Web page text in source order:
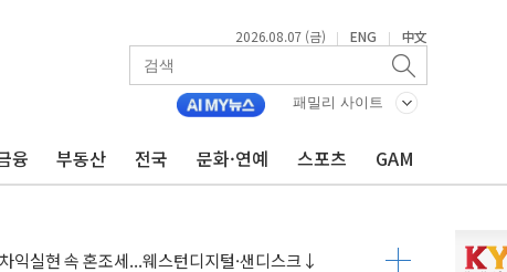
2026.08.07 (금) | ENG | 中文
패밀리 사이트
융 부동산 전국 문화·연예 스포츠 GAM
분 상승… "2분기 기업 순이익 21% 증가" 전망
나토 회원국 공격 검토… 거짓 깃발 작전"
회…로봇·AI 데이터센터·모빌리티 구체화
이온큐·도어대시↑ VS 샌디스크·피그마·앱러빈↓
익실현 속 혼조세...웨스턴디지털·샌디스크↓